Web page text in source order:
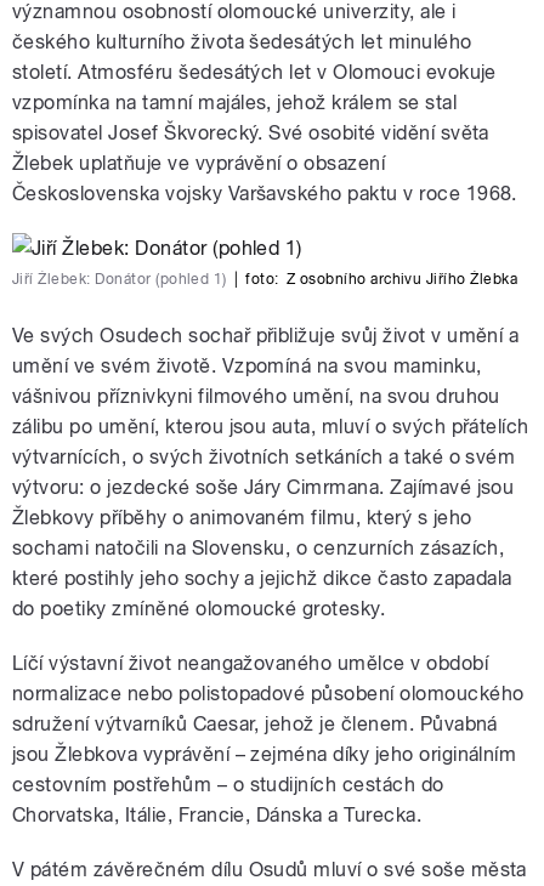
významnou osobností olomoucké univerzity, ale i
českého kulturního života šedesátých let minulého
století. Atmosféru šedesátých let v Olomouci evokuje
vzpomínka na tamní majáles, jehož králem se stal
spisovatel Josef Škvorecký. Své osobité vidění světa
Žlebek uplatňuje ve vyprávění o obsazení
Československa vojsky Varšavského paktu v roce 1968.
Jiří Žlebek: Donátor (pohled 1) foto: Z osobního archivu Jiřího Žlebka
Ve svých Osudech sochař přibližuje svůj život v umění a
umění ve svém životě. Vzpomíná na svou maminku,
vášnivou příznivkyni filmového umění, na svou druhou
zálibu po umění, kterou jsou auta, mluví o svých přátelích
výtvarnících, o svých životních setkáních a také o svém
výtvoru: o jezdecké soše Járy Cimrmana. Zajímavé jsou
Žlebkovy příběhy o animovaném filmu, který s jeho
sochami natočili na Slovensku, o cenzurních zásazích,
které postihly jeho sochy a jejichž dikce často zapadala
do poetiky zmíněné olomoucké grotesky.
Líčí výstavní život neangažovaného umělce v období
normalizace nebo polistopadové působení olomouckého
sdružení výtvarníků Caesar, jehož je členem. Půvabná
jsou Žlebkova vyprávění – zejména díky jeho originálním
cestovním postřehům – o studijních cestách do
Chorvatska, Itálie, Francie, Dánska a Turecka.
V pátém závěrečném dílu Osudů mluví o své soše města